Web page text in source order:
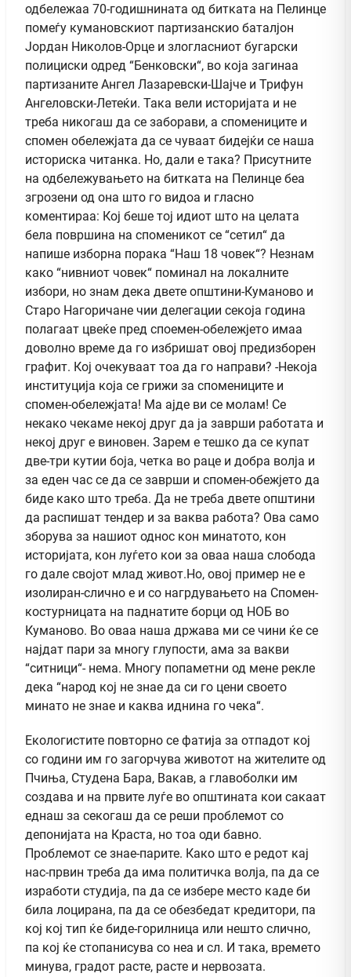
одбележаа 70-годишнината од битката на Пелинце
помеѓу кумановскиот партизанскио баталјон
Јордан Николов-Орце и злогласниот бугарски
полициски одред “Бенковски“, во која загинаа
партизаните Ангел Лазаревски-Шајче и Трифун
Ангеловски-Летеќи. Така вели историјата и не
треба никогаш да се заборави, а спомениците и
спомен обележјата да се чуваат бидејќи се наша
историска читанка. Но, дали е така? Присутните
на одбележувањето на битката на Пелинце беа
згрозени од она што го видоа и гласно
коментираа: Кој беше тој идиот што на целата
бела површина на споменикот се “сетил“ да
напише изборна порака “Наш 18 човек“? Незнам
како “нивниот човек“ поминал на локалните
избори, но знам дека двете општини-Куманово и
Старо Нагоричане чии делегации секоја година
полагаат цвеќе пред споемен-обележјето имаа
доволно време да го избришат овој предизборен
графит. Кој очекуваат тоа да го направи? -Некоја
институција која се грижи за спомениците и
спомен-обележјата! Ма ајде ви се молам! Се
некако чекаме некој друг да ја заврши работата и
некој друг е виновен. Зарем е тешко да се купат
две-три кутии боја, четка во раце и добра волја и
за еден час се да се заврши и спомен-обежјето да
биде како што треба. Да не треба двете општини
да распишат тендер и за ваква работа? Ова само
зборува за нашиот однос кон минатото, кон
историјата, кон луѓето кои за оваа наша слобода
го дале својот млад живот.Но, овој пример не е
изолиран-слично е и со нагрдувањето на Спомен-
костурницата на паднатите борци од НОБ во
Куманово. Во оваа наша држава ми се чини ќе се
најдат пари за многу глупости, ама за вакви
“ситници“- нема. Многу попаметни од мене рекле
дека “народ кој не знае да си го цени своето
минато не знае и каква иднина го чека“.
Екологистите повторно се фатија за отпадот кој
со години им го загорчува животот на жителите од
Пчиња, Студена Бара, Вакав, а главоболки им
создава и на првите луѓе во општината кои сакаат
еднаш за секогаш да се реши проблемот со
депонијата на Краста, но тоа оди бавно.
Проблемот се знае-парите. Како што е редот кај
нас-првин треба да има политичка волја, па да се
изработи студија, па да се избере место каде би
била лоцирана, па да се обезбедат кредитори, па
кој кој тип ќе биде-горилница или нешто слично,
па кој ќе стопанисува со неа и сл. И така, времето
минува, градот расте, расте и нервозата.